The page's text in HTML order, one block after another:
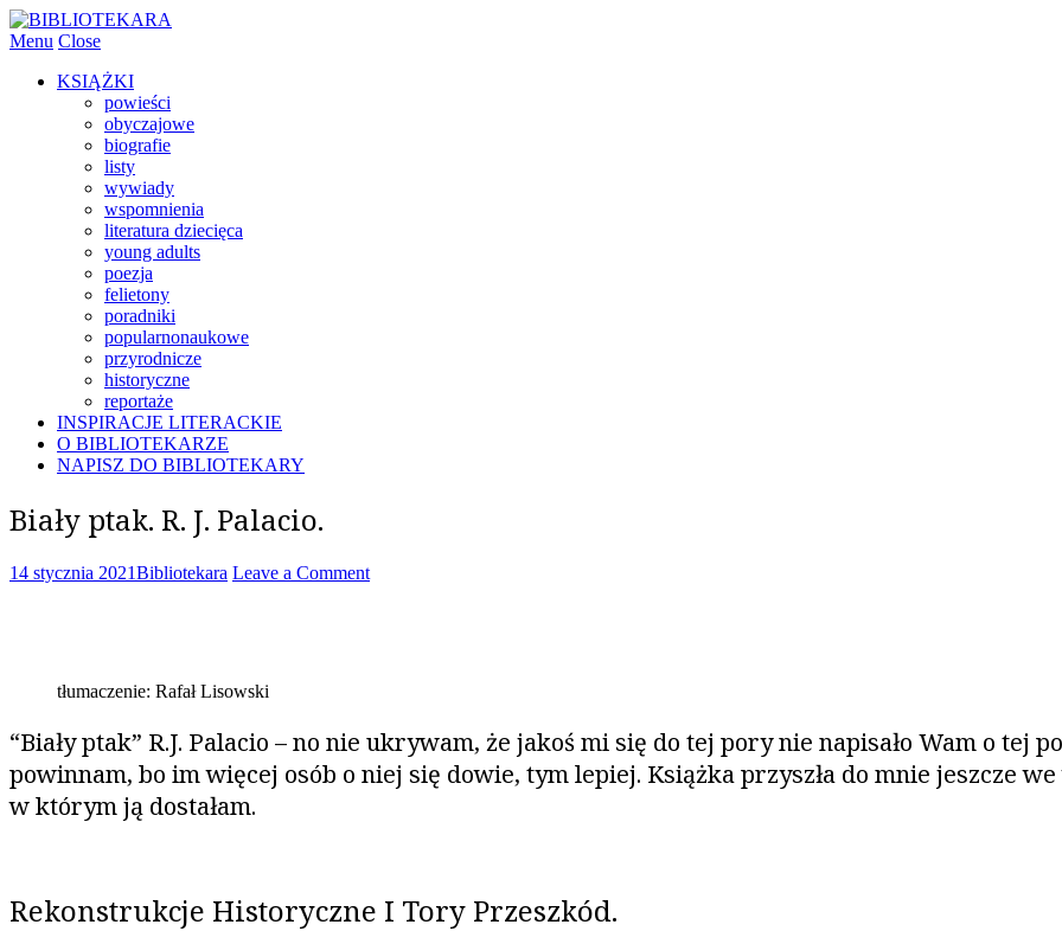
Menu Close
KSIĄŻKI
powieści
obyczajowe
biografie
listy
wywiady
wspomnienia
literatura dziecięca
young adults
poezja
felietony
poradniki
popularnonaukowe
przyrodnicze
historyczne
reportaże
INSPIRACJE LITERACKIE
O BIBLIOTEKARZE
NAPISZ DO BIBLIOTEKARY
Biały ptak. R. J. Palacio.
14 stycznia 2021Bibliotekara Leave a Comment
tłumaczenie: Rafał Lisowski
“Biały ptak” R.J. Palacio – no nie ukrywam, że jakoś mi się do tej pory nie napisało Wam o tej
powinnam, bo im więcej osób o niej się dowie, tym lepiej. Książka przyszła do mnie jeszcze
w którym ją dostałam.
Rekonstrukcje Historyczne I Tory Przeszkód.